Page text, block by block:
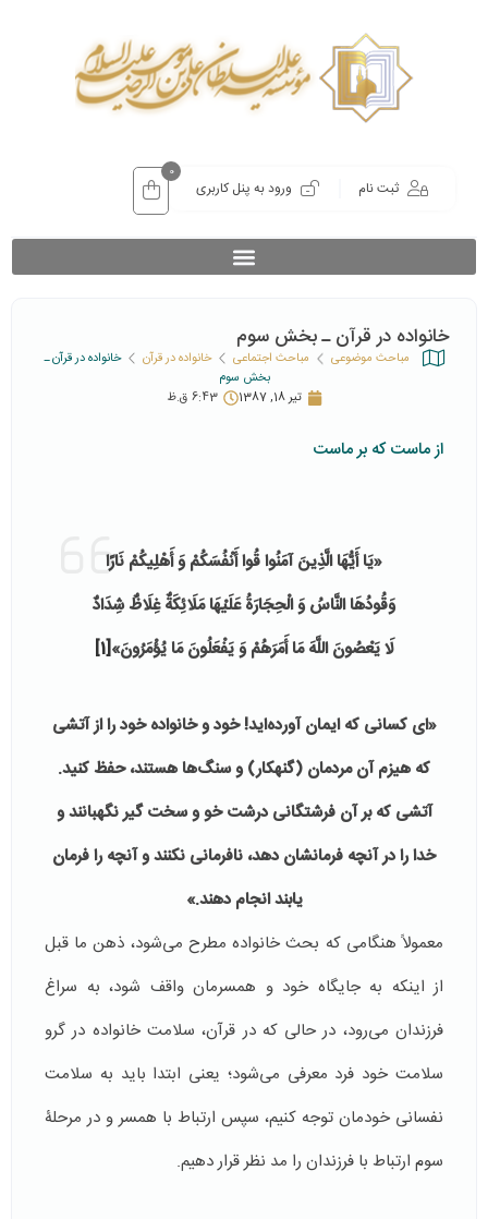
ثبت نام ورود به پنل کاربری
0
خانواده در قرآن ـ بخش سوم
مباحث موضوعی مباحث اجتماعی خانواده در قرآن
خانواده در قرآن ـ
بخش سوم
تیر 18, 1387
6:43 ق.ظ
از ماست که بر ماست
«يَا أَيُّهَا الَّذِينَ آمَنُوا قُوا أَنْفُسَكُمْ وَ أَهْلِيكُمْ نَارًا
وَقُودُهَا النَّاسُ وَ الْحِجَارَةُ عَلَيْهَا مَلَائِكَةٌ غِلَاظٌ شِدَادٌ
لَا يَعْصُونَ اللَّهَ مَا أَمَرَهُمْ وَ يَفْعَلُونَ مَا يُؤْمَرُونَ»[1]
«اى كسانى كه ايمان آورده‌ايد! خود و خانواده خود را از آتشى
كه هيزم آن مردمان (گنهكار) و سنگ‌ها هستند، حفظ كنيد.
آتشى كه بر آن فرشتگانى درشت خو و سخت گير نگهبانند و
خدا را در آنچه فرمانشان دهد، نافرمانى نكنند و آنچه را فرمان
يابند انجام دهند.»
معمولاً هنگامی که بحث خانواده مطرح می­‌شود، ذهن ما قبل
از اینکه به جایگاه خود و همسرمان واقف شود، به سراغ
فرزندان می‌رود، در حالی که در قرآن، سلامت خانواده در گرو
سلامت خود فرد معرفی می‌شود؛ یعنی ابتدا باید به سلامت
نفسانی خودمان توجه کنیم، سپس ارتباط با همسر و در مرحلۀ
سوم ارتباط با فرزندان را مد نظر قرار دهیم.